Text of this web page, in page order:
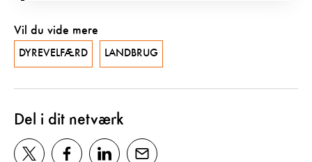
Vil du vide mere
DYREVELFÆRD LANDBRUG
Del i dit netværk